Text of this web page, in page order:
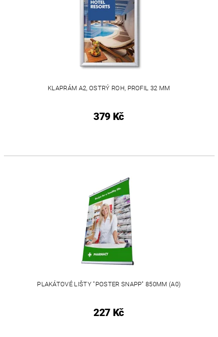
KLAPRÁM A2, OSTRÝ ROH, PROFIL 32 MM
379 Kč
PLAKÁTOVÉ LIŠTY "POSTER SNAPP" 850MM (A0)
227 Kč